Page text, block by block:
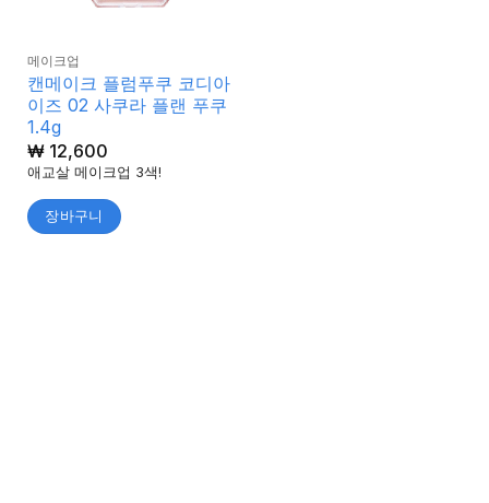
메이크업
캔메이크 플럼푸쿠 코디아
이즈 02 사쿠라 플랜 푸쿠
1.4g
₩12,600
애교살 메이크업 3색!
장바구니